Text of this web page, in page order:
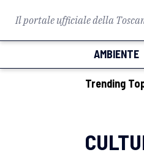
Il portale ufficiale della
AMBIENTE
Trending